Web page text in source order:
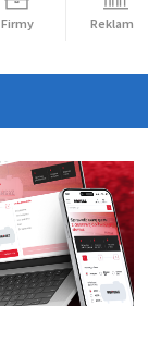
Firmy Reklama